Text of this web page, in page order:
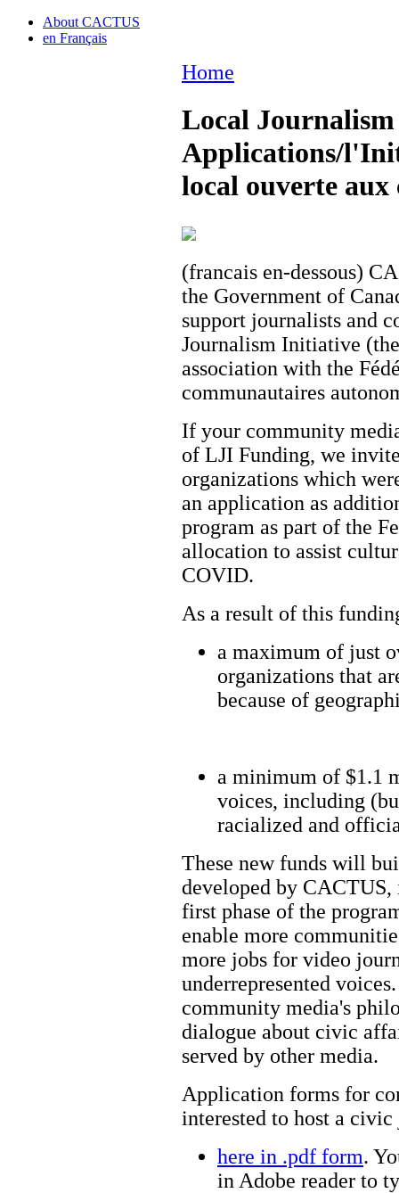
About CACTUS
en Français
Home
Local
Applications/
local ouverte aux
(francais en-dessous)
the Government of
support journalists and
Journalism Initiative
association with the
communautaires
If your community
of LJI Funding, we
organizations which
an application as
program as part of the
allocation to assist
COVID.
As a result of this
a maximum of just
organizations that
because of
a minimum of $1.1
voices, including
racialized and
These new funds will
developed by
first phase of the
enable more
more jobs for video
underrepresented
community media's
dialogue about civic
served by other media.
Application forms for
interested to host a
here in .pdf form.
in Adobe reader to